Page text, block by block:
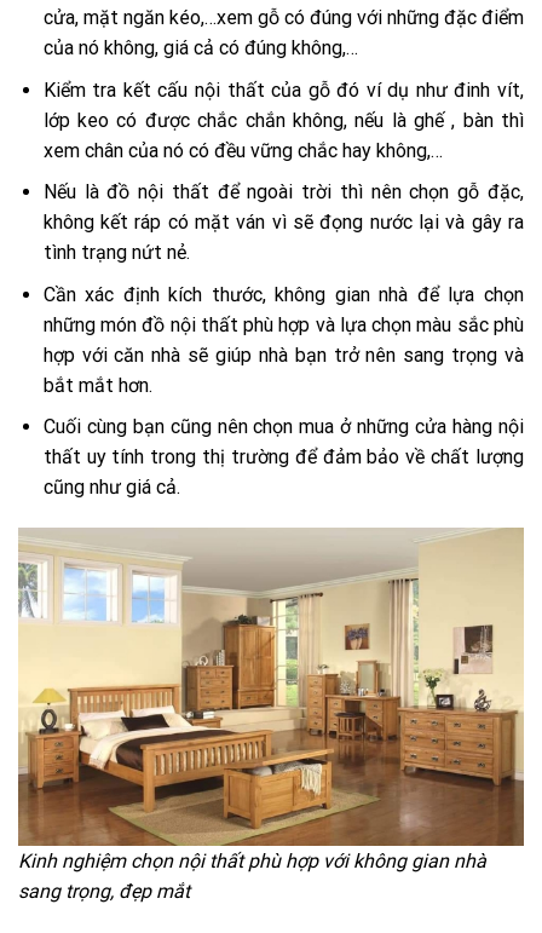
cửa, mặt ngăn kéo,…xem gỗ có đúng với những đặc điểm
của nó không, giá cả có đúng không,…
Kiểm tra kết cấu nội thất của gỗ đó ví dụ như đinh vít,
lớp keo có được chắc chắn không, nếu là ghế , bàn thì
xem chân của nó có đều vững chắc hay không,…
Nếu là đồ nội thất để ngoài trời thì nên chọn gỗ đặc,
không kết ráp có mặt ván vì sẽ đọng nước lại và gây ra
tình trạng nứt nẻ.
Cần xác định kích thước, không gian nhà để lựa chọn
những món đồ nội thất phù hợp và lựa chọn màu sắc phù
hợp với căn nhà sẽ giúp nhà bạn trở nên sang trọng và
bắt mắt hơn.
Cuối cùng bạn cũng nên chọn mua ở những cửa hàng nội
thất uy tính trong thị trường để đảm bảo về chất lượng
cũng như giá cả.
Kinh nghiệm chọn nội thất phù hợp với không gian nhà
sang trọng, đẹp mắt